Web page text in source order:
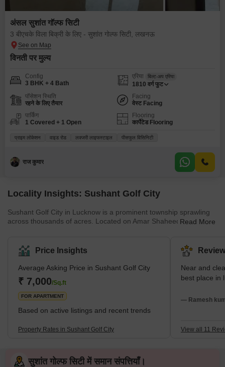
अंसल सुशांत गॉल्फ सिटी
3 बीएचके विला बिक्री के लिए - सुशांत गोल्फ सिटी, लखनऊ
विनती पर मुल्य
Config
3 BHK + 4 Bath
एरिया बिल्ट-अप एरिया
1810 वर्ग फुट
पॉसेशन स्थिति
रहने के लिए तैयार
Facing
वेस्ट Facing
पार्किंग
1 Covered + 1 Open
Flooring
कार्पेटेड Flooring
प्राइम लोकेशन वाइड रोड लक्जरी लाइफस्टाइल पीसफुल विसिनिटी
राज कुमार
Locality Insights: Sushant Golf City
Sushant Golf City in Lucknow is a prominent township sprawling
across thousands of acres. Located on Amar Shaheed Path and
blends residential and commercial spaces harmoniously. It is
renowned for its 18-hole international standard championship golf
course, designed by Dr Martin Hawtree from the UK.
Furthermore, the area also boasts a sports complex, a shopping
mall, various e
Read More
Price Insights
Average Asking Price in Sushant Golf City
₹ 7,000/Sq.ft
FOR APARTMENT
Based on active listings and recent trends
Property Rates in Sushant Golf City
Near and
best place in
— Ramesh
View all 11
सुशांत गोल्फ सिटी में समान संपत्तियाँ।